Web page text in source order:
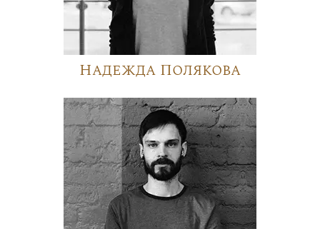
Надежда Полякова